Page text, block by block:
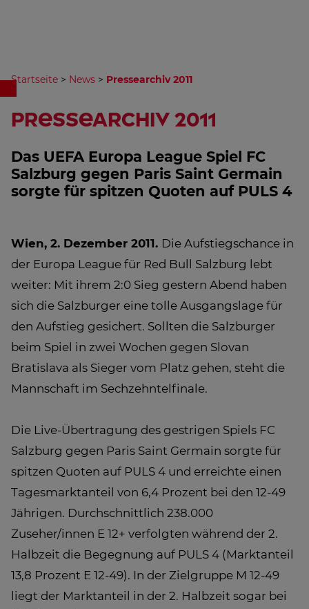
Startseite > News > Pressearchiv 2011
Pressearchiv 2011
Das UEFA Europa League Spiel FC
Salzburg gegen Paris Saint Germain
sorgte für spitzen Quoten auf PULS 4
Wien, 2. Dezember 2011. Die Aufstiegschance in
der Europa League für Red Bull Salzburg lebt
weiter: Mit ihrem 2:0 Sieg gestern Abend haben
sich die Salzburger eine tolle Ausgangslage für
den Aufstieg gesichert. Sollten die Salzburger
beim Spiel in zwei Wochen gegen Slovan
Bratislava als Sieger vom Platz gehen, steht die
Mannschaft im Sechzehntelfinale.
Die Live-Übertragung des gestrigen Spiels FC
Salzburg gegen Paris Saint Germain sorgte für
spitzen Quoten auf PULS 4 und erreichte einen
Tagesmarktanteil von 6,4 Prozent bei den 12-49
Jährigen. Durchschnittlich 238.000
Zuseher/innen E 12+ verfolgten während der 2.
Halbzeit die Begegnung auf PULS 4 (Marktanteil
13,8 Prozent E 12-49). In der Zielgruppe M 12-49
liegt der Marktanteil in der 2. Halbzeit sogar bei